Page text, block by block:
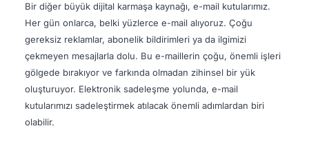
Bir diğer büyük dijital karmaşa kaynağı, e-mail kutularımız.
Her gün onlarca, belki yüzlerce e-mail alıyoruz. Çoğu
gereksiz reklamlar, abonelik bildirimleri ya da ilgimizi
çekmeyen mesajlarla dolu. Bu e-maillerin çoğu, önemli işleri
gölgede bırakıyor ve farkında olmadan zihinsel bir yük
oluşturuyor. Elektronik sadeleşme yolunda, e-mail
kutularımızı sadeleştirmek atılacak önemli adımlardan biri
olabilir.